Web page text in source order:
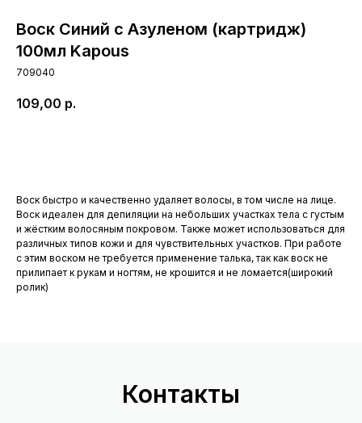
Воск Синий с Азуленом (картридж)
100мл Kapous
709040
109,00 р.
Воск быстро и качественно удаляет волосы, в том числе на лице.
Воск идеален для депиляции на небольших участках тела с густым
и жёстким волосяным покровом. Также может использоваться для
различных типов кожи и для чувствительных участков. При работе
с этим воском не требуется применение талька, так как воск не
прилипает к рукам и ногтям, не крошится и не ломается(широкий
ролик)
Контакты